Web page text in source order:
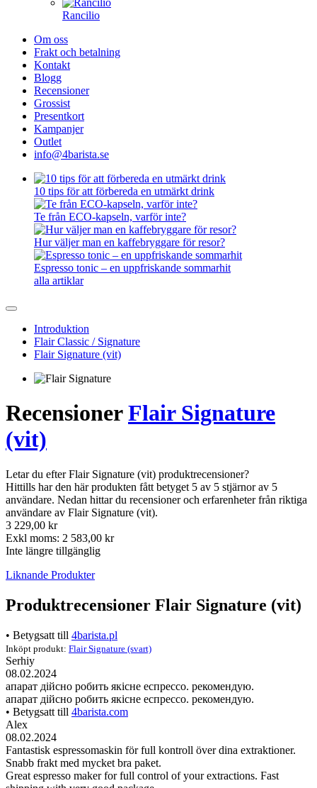
Rancilio
Om oss
Frakt och betalning
Kontakt
Blogg
Recensioner
Grossist
Presentkort
Kampanjer
Outlet
info@4barista.se
10 tips för att förbereda en utmärkt drink
Te från ECO-kapseln, varför inte?
Hur väljer man en kaffebryggare för resor?
Espresso tonic – en uppfriskande sommarhit
alla artiklar
Introduktion
Flair Classic / Signature
Flair Signature (vit)
RecensionerFlair Signature
(vit)
Letar du efter Flair Signature (vit) produktrecensioner?
Hittills har den här produkten fått betyget 5 av 5 stjärnor av 5
användare. Nedan hittar du recensioner och erfarenheter från riktiga
användare av Flair Signature (vit).
3 229,00 kr
Exkl moms: 2 583,00 kr
Inte längre tillgänglig
Liknande Produkter
Produktrecensioner Flair Signature (vit)
• Betygsatt till 4barista.pl
Inköpt produkt: Flair Signature (svart)
Serhiy
08.02.2024
апарат дійсно робить якісне еспрессо. рекомендую.
апарат дійсно робить якісне еспрессо. рекомендую.
• Betygsatt till 4barista.com
Alex
08.02.2024
Fantastisk espressomaskin för full kontroll över dina extraktioner.
Snabb frakt med mycket bra paket.
Great espresso maker for full control of your extractions. Fast